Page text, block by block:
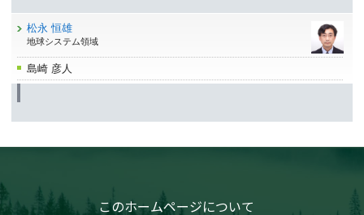
松永 恒雄
地球システム領域
島崎 彦人
このホームページについて